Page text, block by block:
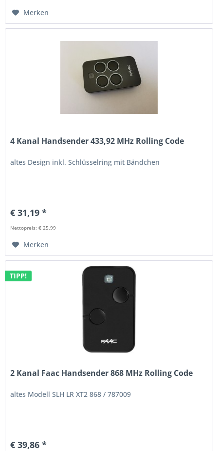
Merken
4 Kanal Handsender 433,92 MHz Rolling Code
altes Design inkl. Schlüsselring mit Bändchen
€ 31,19 *
Nettopreis: € 25,99
Merken
TIPP!
2 Kanal Faac Handsender 868 MHz Rolling Code
altes Modell SLH LR XT2 868 / 787009
€ 39,86 *